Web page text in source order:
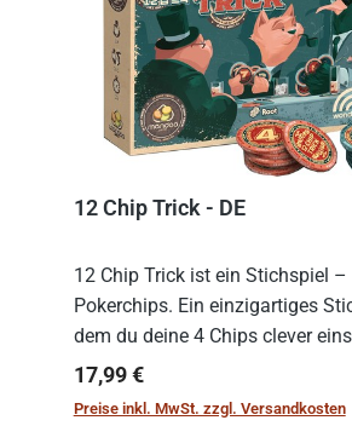
12 Chip Trick - DE
12 Chip Trick ist ein Stichspiel
Pokerchips. Ein einzigartiges
dem du deine 4 Chips clever
Wer die Chips mit dem höchsten
hat, gewinnt die Runde. Aber
Regulärer Preis:
17,99 €
Preise inkl. MwSt. zzgl. Versandkosten